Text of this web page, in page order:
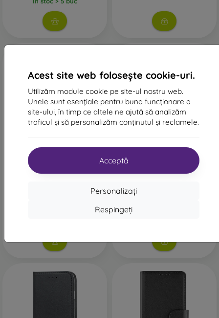
Acest site web folosește cookie-uri.
Utilizăm module cookie pe site-ul nostru web.
Unele sunt esențiale pentru buna funcționare a
site-ului, în timp ce altele ne ajută să analizăm
traficul și să personalizăm conținutul și reclamele.
Acceptă
Personalizați
Respingeți
prezent foarte important.
Pe magazinul nostru online
veți găsi zeci de huse
interesante pentru telefon, fabricate din diverse materiale.
NoName husă TPU Motorola
Moto G05/E15, 0,5mm -
63 lei
Carcasă Liquid Lite TPU